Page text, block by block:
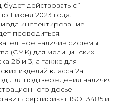
действовать с 1
1 июня 2023 года.
инспектирование
проводиться.
наличие системы
(СМК) для медицинских
2б и 3, а также для
изделий класса 2а.
для подтверждения наличия
досье
сертификат ISO 13485 и